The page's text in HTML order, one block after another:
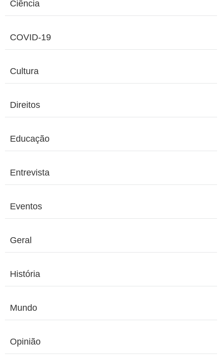
Ciência
COVID-19
Cultura
Direitos
Educação
Entrevista
Eventos
Geral
História
Mundo
Opinião